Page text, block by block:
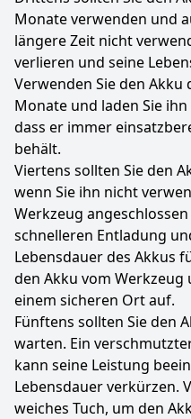
Monate verwenden und
längere Zeit nicht
verlieren und seine
Verwenden Sie den
Monate und laden Sie
dass er immer
behält.
Viertens sollten Sie den
wenn Sie ihn nicht
Werkzeug
schnelleren Entladung
Lebensdauer des Akkus
den Akku vom Werkzeug
einem sicheren Ort auf.
Fünftens sollten Sie den
warten. Ein
kann seine Leistung
Lebensdauer verkürzen.
weiches Tuch, um den